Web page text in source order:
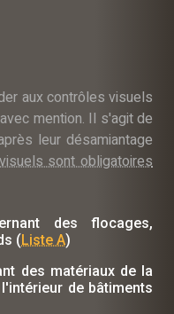
aux contrôles visuels
mention. Il s'agit de
leur désamiantage
sont obligatoires
des flocages,
(Liste A)
des matériaux de la
de bâtiments